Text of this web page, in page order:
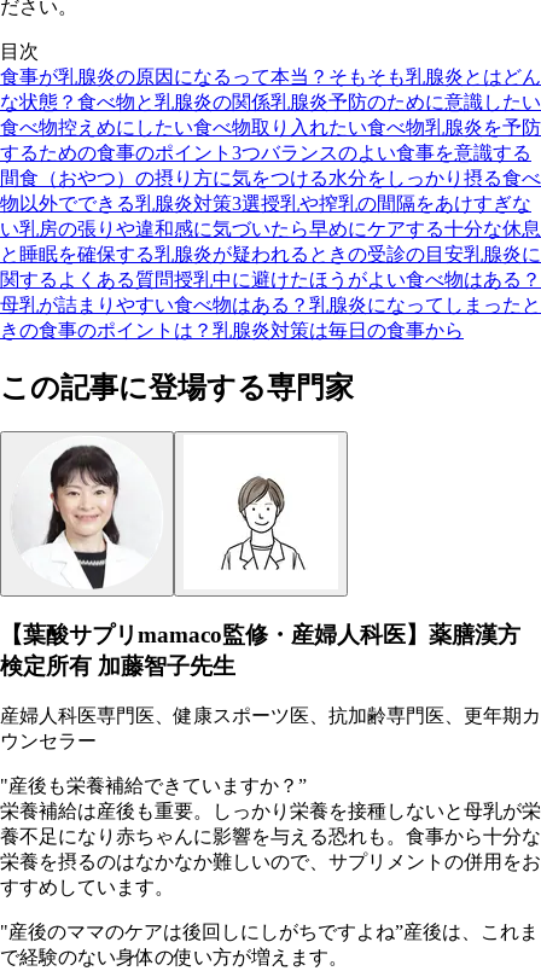
ださい。
目次
食事が乳腺炎の原因になるって本当？ そもそも乳腺炎とはどん
な状態？ 食べ物と乳腺炎の関係乳腺炎予防のために意識したい
食べ物控えめにしたい食べ物取り入れたい食べ物乳腺炎を予防
するための食事のポイント3つバランスのよい食事を意識する
間食（おやつ）の摂り方に気をつける水分をしっかり摂る食べ
物以外でできる乳腺炎対策3選授乳や搾乳の間隔をあけすぎな
い乳房の張りや違和感に気づいたら早めにケアする十分な休息
と睡眠を確保する乳腺炎が疑われるときの受診の目安乳腺炎に
関するよくある質問授乳中に避けたほうがよい食べ物はある？
母乳が詰まりやすい食べ物はある？ 乳腺炎になってしまったと
きの食事のポイントは？ 乳腺炎対策は毎日の食事から
この記事に登場する専門家
【葉酸サプリmamaco監修・産婦人科医】薬膳漢方
検定所有 加藤智子先生
産婦人科医専門医、健康スポーツ医、抗加齢専門医、更年期カ
ウンセラー
"産後も栄養補給できていますか？”
栄養補給は産後も重要。しっかり栄養を接種しないと母乳が栄
養不足になり赤ちゃんに影響を与える恐れも。食事から十分な
栄養を摂るのはなかなか難しいので、サプリメントの併用をお
すすめしています。
"産後のママのケアは後回しにしがちですよね”産後は、これま
で経験のない身体の使い方が増えます。